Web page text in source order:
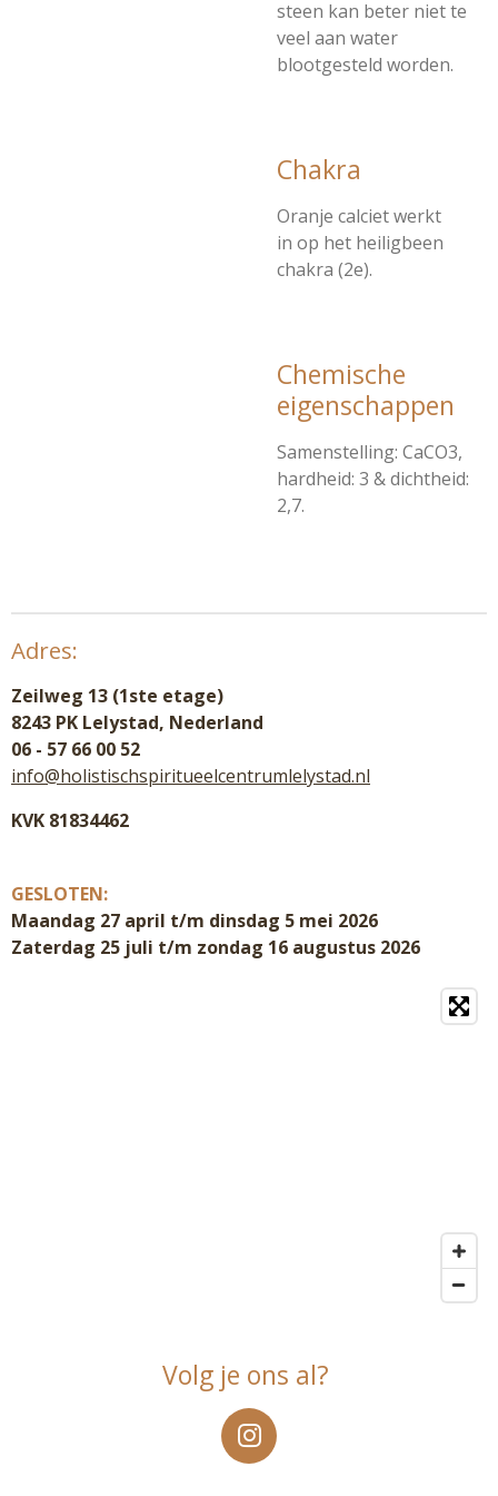
steen kan beter niet te
veel aan water
blootgesteld worden.
Chakra
Oranje calciet werkt
in op het heiligbeen
chakra (2e).
Chemische
eigenschappen
Samenstelling: CaCO3,
hardheid: 3 & dichtheid:
2,7.
Adres:
Zeilweg 13 (1ste etage)
8243 PK Lelystad, Nederland
06 - 57 66 00 52
info@holistischspiritueelcentrumlelystad.nl
KVK 81834462
GESLOTEN:
Maandag 27 april t/m dinsdag 5 mei 2026
Zaterdag 25 juli t/m zondag 16 augustus 2026
Volg je ons al?
I
n